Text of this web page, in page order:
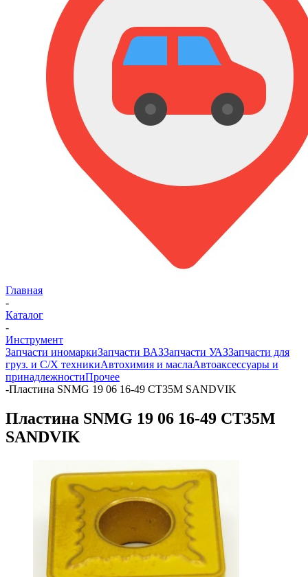
Главная
-
Каталог
-
Инструмент
Запчасти иномаркиЗапчасти ВАЗЗапчасти УАЗЗапчасти для
груз. и С/Х техникиАвтохимия и маслаАвтоаксессуары и
принадлежностиПрочее
-Пластина SNMG 19 06 16-49 CT35M SANDVIK
Пластина SNMG 19 06 16-49 CT35M
SANDVIK